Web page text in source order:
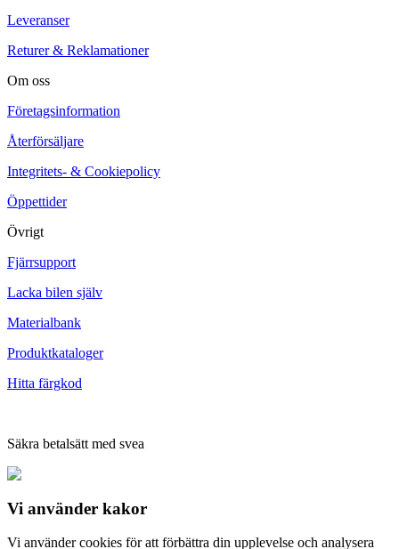
Leveranser
Returer & Reklamationer
Om oss
Företagsinformation
Återförsäljare
Integritets- & Cookiepolicy
Öppettider
Övrigt
Fjärrsupport
Lacka bilen själv
Materialbank
Produktkataloger
Hitta färgkod
Säkra betalsätt med svea
Vi använder kakor
Vi använder cookies för att förbättra din upplevelse och analysera